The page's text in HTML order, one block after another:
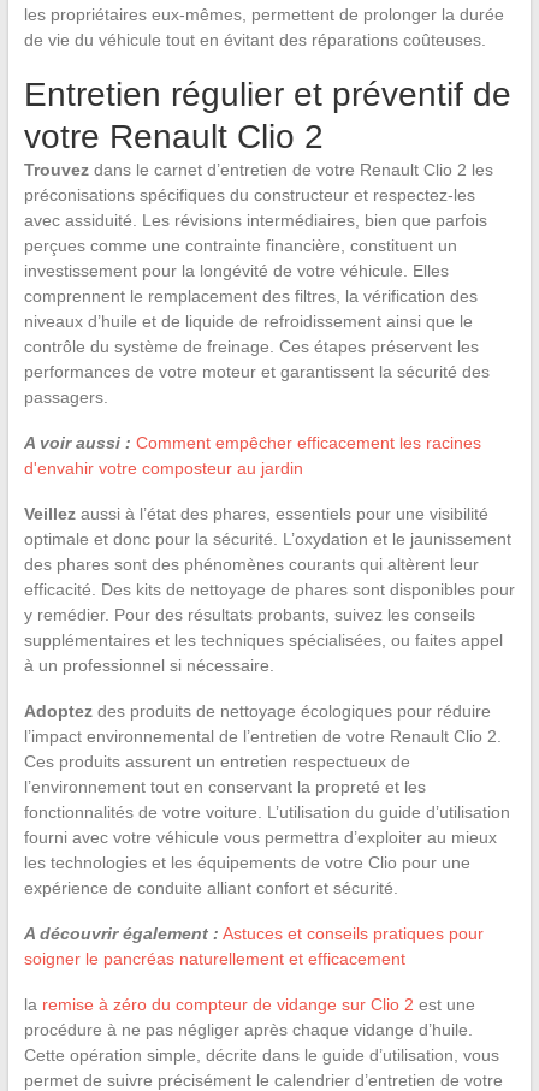
les propriétaires eux-mêmes, permettent de prolonger la durée
de vie du véhicule tout en évitant des réparations coûteuses.
Entretien régulier et préventif de
votre Renault Clio 2
Trouvezdans le carnet d’entretien de votre Renault Clio 2 les
préconisations spécifiques du constructeur et respectez-les
avec assiduité. Les révisions intermédiaires, bien que parfois
perçues comme une contrainte financière, constituent un
investissement pour la longévité de votre véhicule. Elles
comprennent le remplacement des filtres, la vérification des
niveaux d’huile et de liquide de refroidissement ainsi que le
contrôle du système de freinage. Ces étapes préservent les
performances de votre moteur et garantissent la sécurité des
passagers.
A voir aussi : Comment empêcher efficacement les racines
d'envahir votre composteur au jardin
Veillezaussi à l’état des phares, essentiels pour une visibilité
optimale et donc pour la sécurité. L’oxydation et le jaunissement
des phares sont des phénomènes courants qui altèrent leur
efficacité. Des kits de nettoyage de phares sont disponibles pour
y remédier. Pour des résultats probants, suivez les conseils
supplémentaires et les techniques spécialisées, ou faites appel
à un professionnel si nécessaire.
Adoptezdes produits de nettoyage écologiques pour réduire
l’impact environnemental de l’entretien de votre Renault Clio 2.
Ces produits assurent un entretien respectueux de
l’environnement tout en conservant la propreté et les
fonctionnalités de votre voiture. L’utilisation du guide d’utilisation
fourni avec votre véhicule vous permettra d’exploiter au mieux
les technologies et les équipements de votre Clio pour une
expérience de conduite alliant confort et sécurité.
A découvrir également : Astuces et conseils pratiques pour
soigner le pancréas naturellement et efficacement
la remise à zéro du compteur de vidange sur Clio 2 est une
procédure à ne pas négliger après chaque vidange d’huile.
Cette opération simple, décrite dans le guide d’utilisation, vous
permet de suivre précisément le calendrier d’entretien de votre